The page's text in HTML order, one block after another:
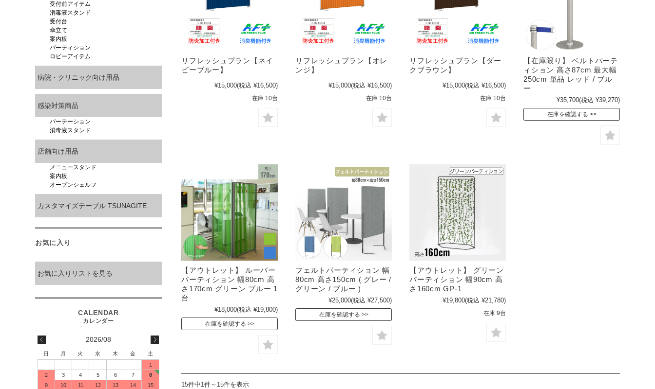
リフレッシュプラン【ネイ
ビーブルー】
¥15,000(税込 ¥16,500)
在庫 10台
リフレッシュプラン【オレ
ンジ】
¥15,000(税込 ¥16,500)
在庫 10台
リフレッシュプラン【ダー
クブラウン】
¥15,000(税込 ¥16,500)
在庫 10台
【在庫限り】 ベルトパーテ
ィション 高さ87cm 最大幅
250cm 単品 レッド / ブル
ー
¥35,700(税込 ¥39,270)
在庫を確認する
【アウトレット】 ルーバー
パーティション 幅80cm 高
さ170cm グリーン ブルー 1
台
¥18,000(税込 ¥19,800)
在庫を確認する
フェルトパーティション 幅
80cm 高さ150cm ( グレー /
グリーン / ブルー )
¥25,000(税込 ¥27,500)
在庫を確認する
【アウトレット】 グリーン
パーティション 幅90cm 高
さ160cm GP-1
¥19,800(税込 ¥21,780)
在庫 9台
15件中1件～15件を表示
受付前アイテム
消毒液スタンド
受付台
傘立て
案内板
パーティション
ロビーアイテム
病院・クリニック向け用品
感染対策商品
パーテーション
消毒液スタンド
店舗向け用品
メニュースタンド
案内板
オープンシェルフ
カスタマイズテーブル TSUNAGITE
お気に入り
お気に入りリストを見る
2026/08
日 月 火 水 木 金
土
1
2
3 4 5 6 7
8
9
10 11 12 13 14
15